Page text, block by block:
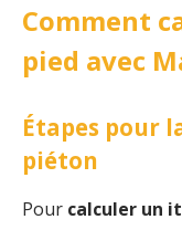
Comment
pied avec
Étapes pour
piéton
Pour calculer un